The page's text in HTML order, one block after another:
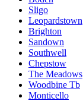
Sligo
Leopardstown
Brighton
Sandown
Southwell
Chepstow
The Meadows
Woodbine Tb
Monticello